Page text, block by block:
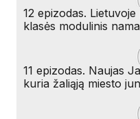
12 epizodas.
klasės modulinis
11 epizodas. Naujas
kuria žaliąją miesto